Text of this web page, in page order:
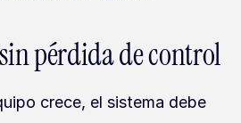
pérdida de control
crece, el sistema debe